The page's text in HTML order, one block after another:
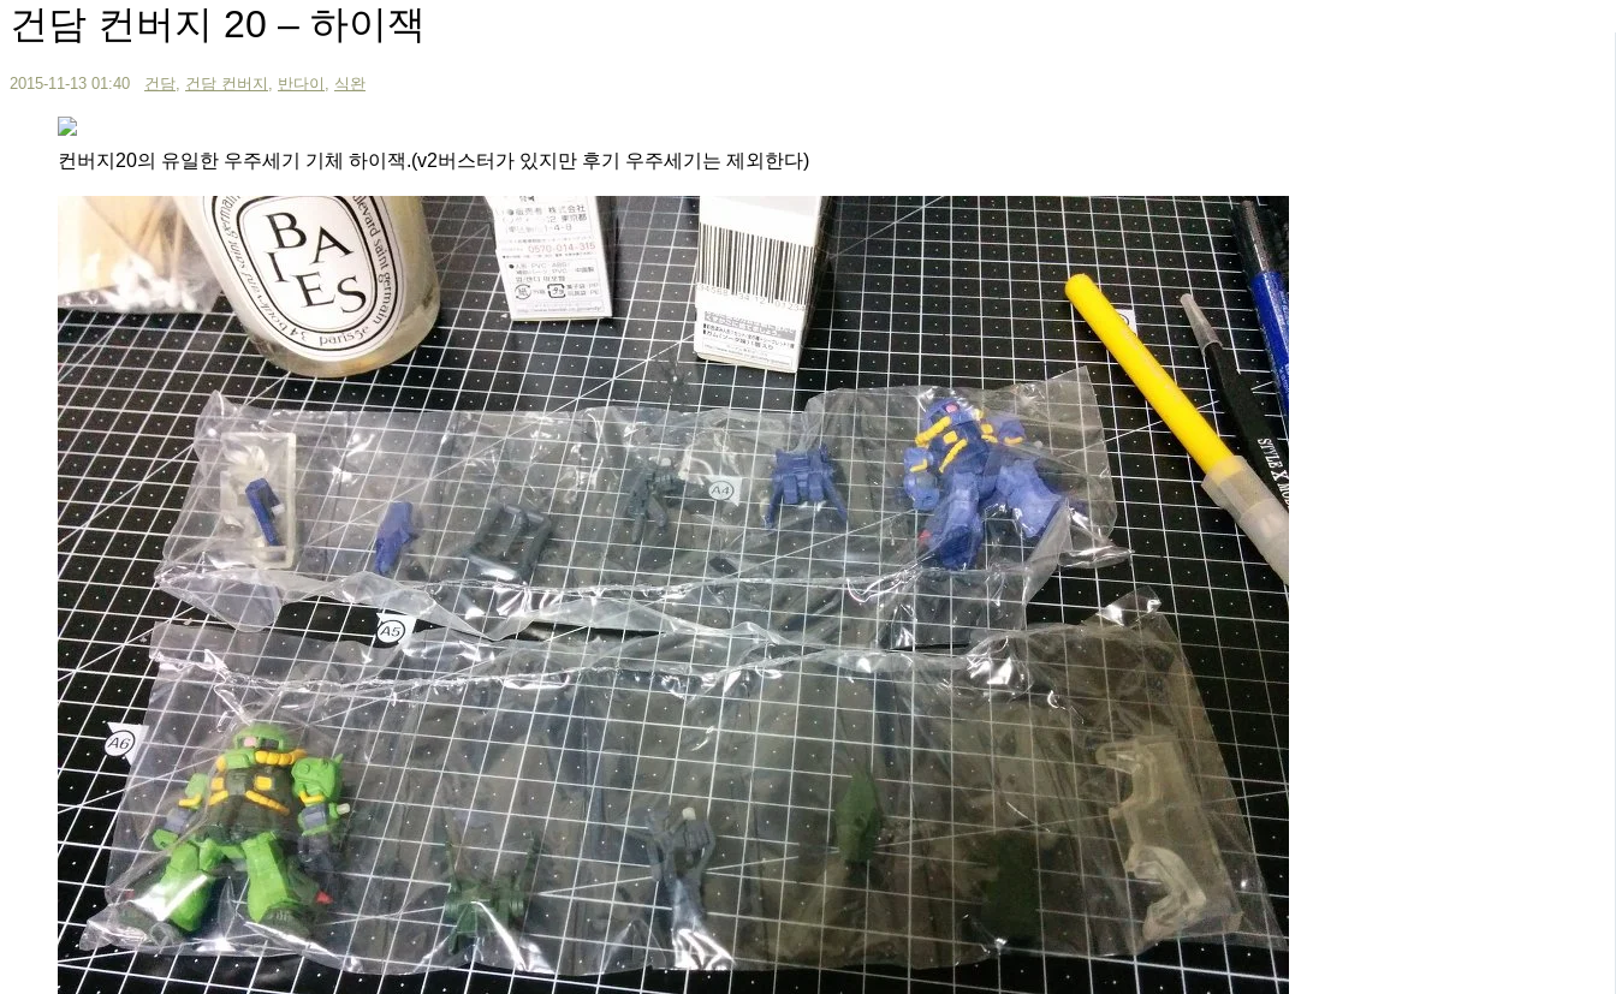
건담 컨버지 20 – 하이잭
2015-11-13 01:40 건담 건담 컨버지 반다이 식완
컨버지20의 유일한 우주세기 기체 하이잭.(v2버스터가 있지만 후기 우주세기는 제외한다)